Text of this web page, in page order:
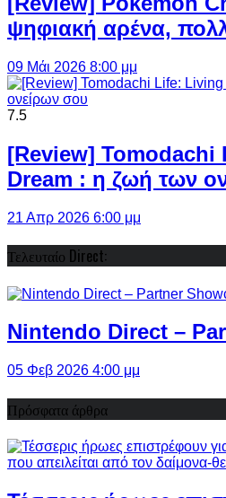
ψηφιακή αρένα,
09 Μάι 2026 8:00 μμ
7.5
[Review]
Dream : η ζωή των
21 Απρ 2026 6:00 μμ
Τελευταίο Direct:
Nintendo Direct –
05 Φεβ 2026 4:00 μμ
Πρόσφατα άρθρα